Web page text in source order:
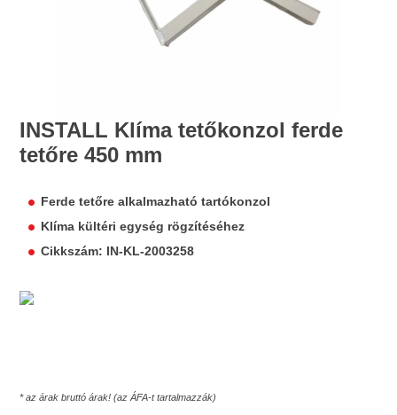
INSTALL Klíma tetőkonzol ferde
tetőre 450 mm
Ferde tetőre alkalmazható tartókonzol
Klíma kültéri egység rögzítéséhez
Cikkszám: IN-KL-2003258
* az árak bruttó árak! (az ÁFA-t tartalmazzák)